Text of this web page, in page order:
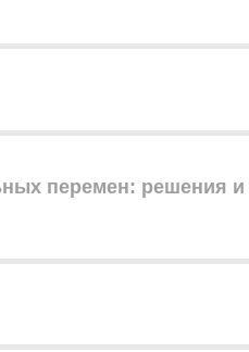
перемен: решения и